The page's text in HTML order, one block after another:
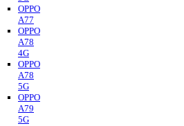
OPPO
A77
OPPO
A78
4G
OPPO
A78
5G
OPPO
A79
5G